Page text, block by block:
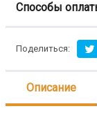
Способы
Поделиться:
Описание